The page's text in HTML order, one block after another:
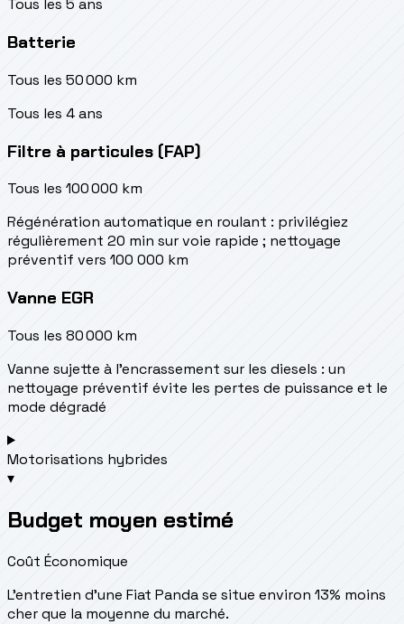
Tous les 5 ans
Batterie
Tous les 50 000 km
Tous les 4 ans
Filtre à particules (FAP)
Tous les 100 000 km
Régénération automatique en roulant : privilégiez
régulièrement 20 min sur voie rapide ; nettoyage
préventif vers 100 000 km
Vanne EGR
Tous les 80 000 km
Vanne sujette à l'encrassement sur les diesels : un
nettoyage préventif évite les pertes de puissance et le
mode dégradé
Motorisations hybrides
▾
Budget moyen estimé
Coût Économique
L'entretien d'une Fiat Panda se situe environ 13% moins
cher que la moyenne du marché.